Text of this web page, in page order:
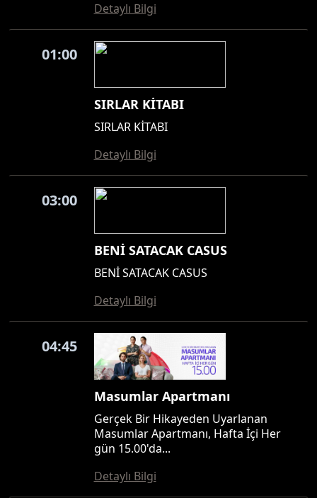
Detaylı Bilgi
01:00
SIRLAR KİTABI
SIRLAR KİTABI
Detaylı Bilgi
03:00
BENİ SATACAK CASUS
BENİ SATACAK CASUS
Detaylı Bilgi
04:45
Masumlar Apartmanı
Gerçek Bir Hikayeden Uyarlanan
Masumlar Apartmanı, Hafta İçi Her
gün 15.00'da...
Detaylı Bilgi